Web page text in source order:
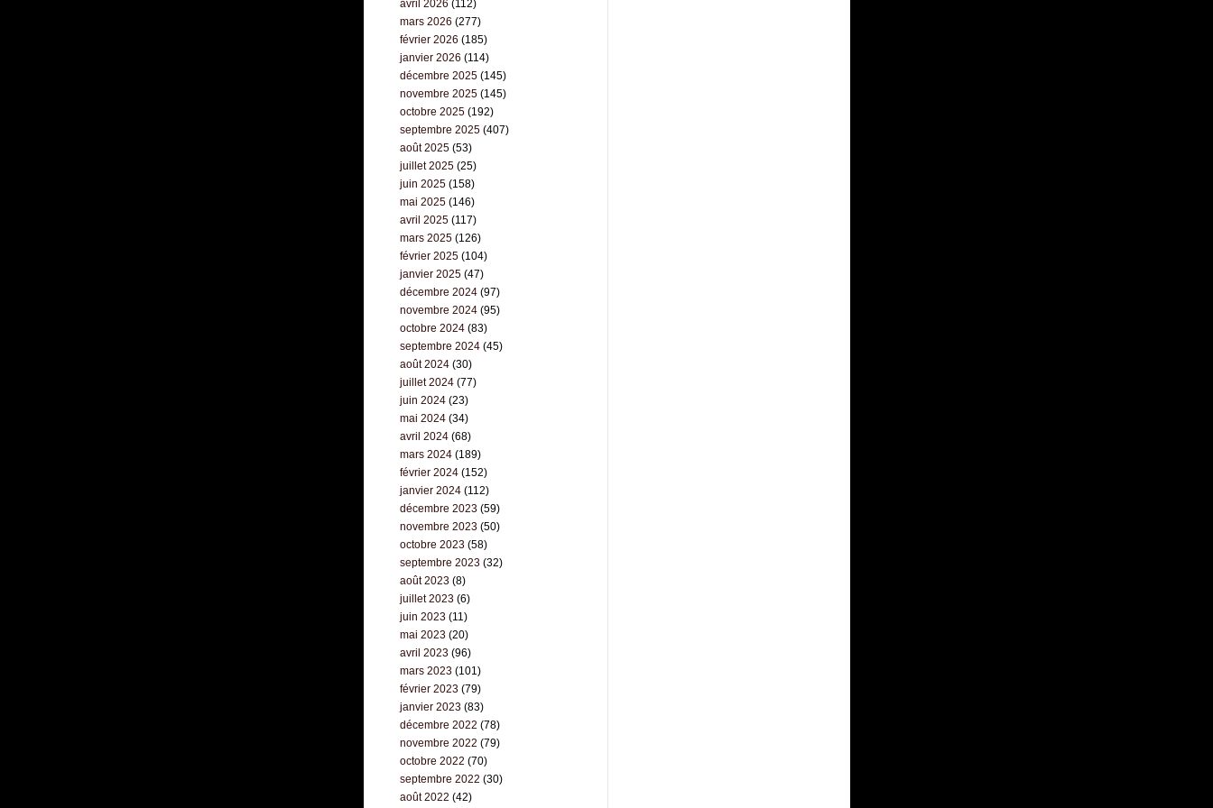
avril 2026 (112)
mars 2026 (277)
février 2026 (185)
janvier 2026 (114)
décembre 2025(145)
novembre 2025(145)
octobre 2025(192)
septembre 2025(407)
août 2025(53)
juillet 2025(25)
juin 2025(158)
mai 2025(146)
avril 2025(117)
mars 2025(126)
février 2025(104)
janvier 2025(47)
décembre 2024(97)
novembre 2024(95)
octobre 2024(83)
septembre 2024(45)
août 2024(30)
juillet 2024(77)
juin 2024(23)
mai 2024(34)
avril 2024(68)
mars 2024(189)
février 2024(152)
janvier 2024(112)
décembre 2023(59)
novembre 2023(50)
octobre 2023(58)
septembre 2023(32)
août 2023(8)
juillet 2023(6)
juin 2023(11)
mai 2023(20)
avril 2023(96)
mars 2023(101)
février 2023(79)
janvier 2023(83)
décembre 2022 (78)
novembre 2022 (79)
octobre 2022 (70)
septembre 2022 (30)
août 2022 (42)